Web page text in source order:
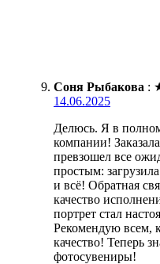
Соня Рыбакова :
14.06.2025
Делюсь. Я в
компании!
превзошел все
простым:
и всё! Обратная
качество
портрет стал
Рекомендую всем,
качество! Теперь
фотосувениры!